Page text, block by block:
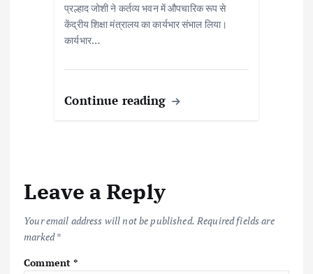
प्रल्हाद जोशी ने कर्तव्य भवन में औपचारिक रूप से
केंद्रीय शिक्षा मंत्रालय का कार्यभार संभाल लिया।
कार्यभार…
Continue reading
Leave a Reply
Your email address will not be published. Required fields are
marked*
Comment*